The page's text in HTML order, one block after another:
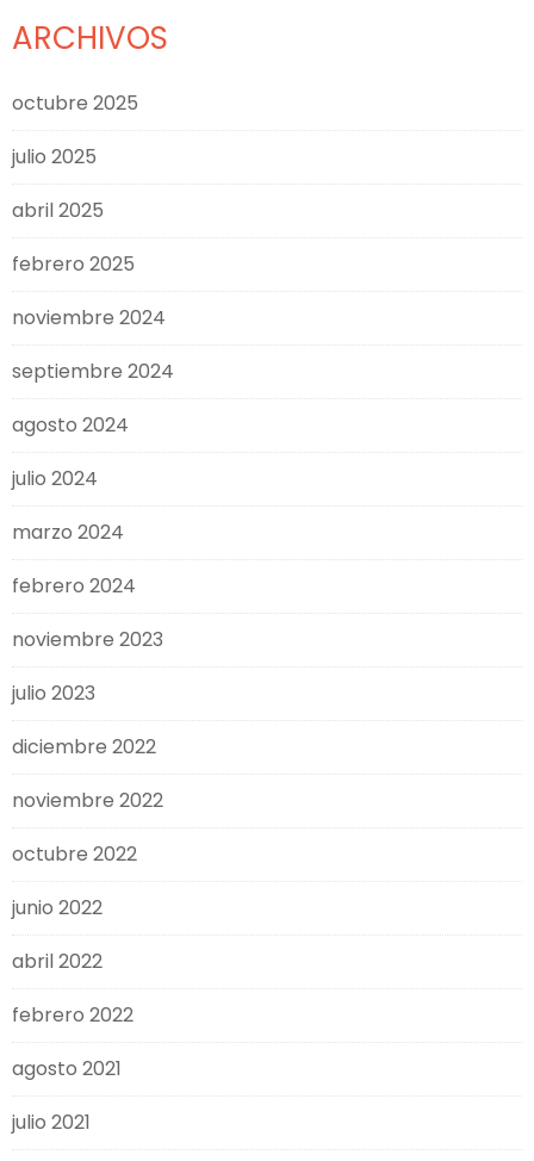
ARCHIVOS
octubre 2025
julio 2025
abril 2025
febrero 2025
noviembre 2024
septiembre 2024
agosto 2024
julio 2024
marzo 2024
febrero 2024
noviembre 2023
julio 2023
diciembre 2022
noviembre 2022
octubre 2022
junio 2022
abril 2022
febrero 2022
agosto 2021
julio 2021